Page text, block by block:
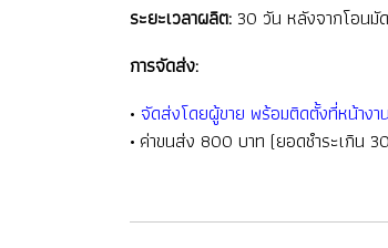
ระยะเวลาผลิต: 30 วัน หลังจากโอนมั
การจัดส่ง:
• จัดส่งโดยผู้ขาย พร้อมติดตั้งที่หน้าง
• ค่าขนส่ง 800 บาท (ยอดชำระเกิน